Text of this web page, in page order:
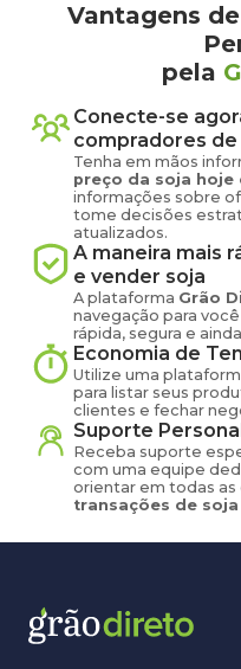
Vantagens
pela
Conecte-se
compradores de
Tenha em mãos
preço da soja hoje
informações sobre
tome decisões
atualizados.
A maneira mais
e vender soja
A plataforma Grão
navegação para
rápida, segura e
Economia de
Utilize uma
para listar seus
clientes e fechar
Suporte
Receba suporte
com uma equipe
orientar em todas
transações de soja